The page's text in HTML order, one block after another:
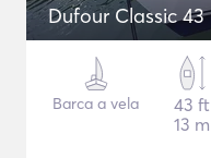
Dufour Classic 43
Barca a vela
43 ft
13 m